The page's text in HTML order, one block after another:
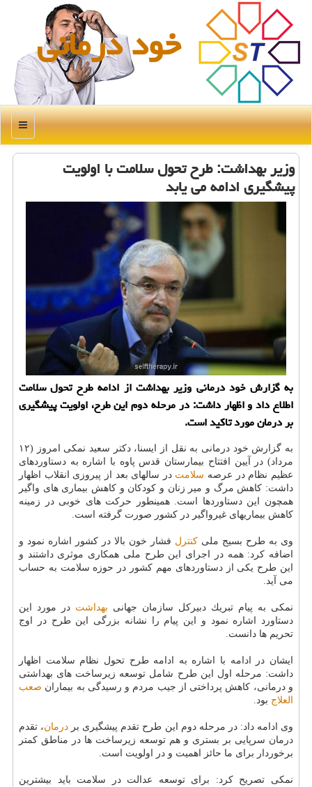
خود درمانی
منو
وزیر بهداشت: طرح تحول سلامت با اولویت
پیشگیری ادامه می یابد
به گزارش خود درمانی وزیر بهداشت از ادامه طرح تحول سلامت
اطلاع داد و اظهار داشت: در مرحله دوم این طرح، اولویت پیشگیری
بر درمان مورد تاكید است.
به گزارش خود درمانی به نقل از ایسنا، دكتر سعید نمكی امروز (۱۲
مرداد) در آیین افتتاح بیمارستان قدس پاوه با اشاره به دستاوردهای
عظیم نظام در عرصه سلامت در سالهای بعد از پیروزی انقلاب اظهار
داشت: كاهش مرگ و میر زنان و كودكان و كاهش بیماری های واگیر
همچون این دستاوردها است. همینطور حركت های خوبی در زمینه
كاهش بیماریهای غیرواگیر در كشور صورت گرفته است.
وی به طرح بسیج ملی كنترل فشار خون بالا در كشور اشاره نمود و
اضافه كرد: همه در اجرای این طرح ملی همكاری موثری داشتند و
این طرح یكی از دستاوردهای مهم كشور در حوزه سلامت به حساب
می آید.
نمكی به پیام تبریك دبیركل سازمان جهانی بهداشت در مورد این
دستاورد اشاره نمود و این پیام را نشانه بزرگی این طرح در اوج
تحریم ها دانست.
ایشان در ادامه با اشاره به ادامه طرح تحول نظام سلامت اظهار
داشت: مرحله اول این طرح شامل توسعه زیرساخت های بهداشتی
و درمانی، كاهش پرداختی از جیب مردم و رسیدگی به بیماران صعب
العلاج بود.
وی ادامه داد: در مرحله دوم این طرح تقدم پیشگیری بر درمان، تقدم
درمان سرپایی بر بستری و هم توسعه زیرساخت ها در مناطق كمتر
برخوردار برای ما حائز اهمیت و در اولویت است.
نمكی تصریح كرد: برای توسعه عدالت در سلامت باید بیشترین